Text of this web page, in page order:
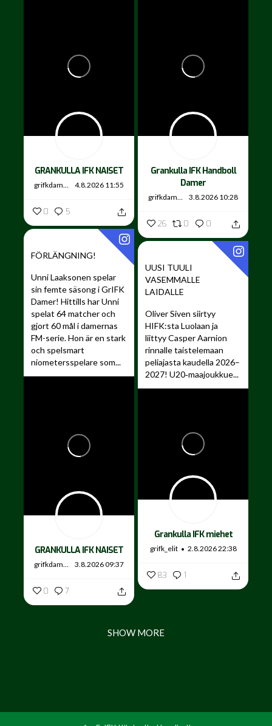
GRANKULLA IFK NAISET
grifkdamer 4.8.2026 11:55
0 5
Grankulla IFK Handboll
Damer
grifkdamer 3.8.2026 10:28
26 0 0
FÖRLÄNGNING!
Unni Laaksonen spelar
sin femte säsong i GrIFK
Damer! Hittills har Unni
spelat 64 matcher och
gjort 60 mål i damernas
FM-serie. Hon är en stark
och spelsmart
niometersspelare som...
GRANKULLA IFK NAISET
grifkdamer 3.8.2026 09:37
0 7
UUSI TUULI
VASEMMALLE
LAIDALLE ️
Oliver Siven siirtyy
HIFK:sta Luolaan ja
liittyy Casper Aarnion
rinnalle taistelemaan
peliajasta kaudella 2026–
2027! U20‑maajoukkue...
Grankulla IFK miehet
grifk_elit 2.8.2026 22:38
83 1
SHOW MORE